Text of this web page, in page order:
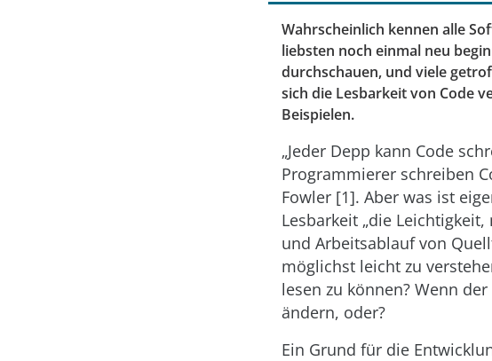
Wahrscheinlich kennen alle
liebsten noch einmal neu
durchschauen, und viele
sich die Lesbarkeit von Code
Beispielen.
„Jeder Depp kann Code
Programmierer schreiben
Fowler [1]. Aber was ist
Lesbarkeit „die
und Arbeitsablauf von
möglichst leicht zu
lesen zu können? Wenn
ändern, oder?
Ein Grund für die